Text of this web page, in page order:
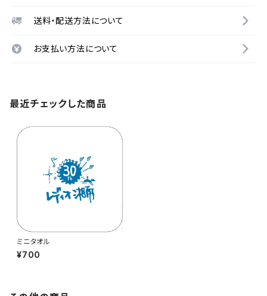
送料・配送方法について
お支払い方法について
最近チェックした商品
ミニタオル
¥700